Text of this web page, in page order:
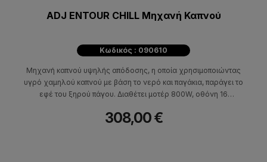
ADJ ENTOUR CHILL Μηχανή Καπνού
Κωδικός : 090610
Mηχανή καπνού υψηλής απόδοσης, η οποία χρησιμοποιώντας
υγρό χαμηλού καπνού με βάση το νερό και παγάκια, παράγει το
εφέ του ξηρού πάγου. Διαθέτει μοτέρ 800W, οθόνη 16
προθέρμανσης 3 min και δυνατότητα χρονομετρημένης
308,00 €